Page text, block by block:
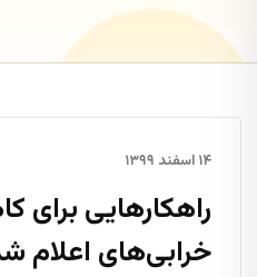
۱۴ اسفند ۱۳۹۹
راهکارهایی برای
خرابی‌های اعلام